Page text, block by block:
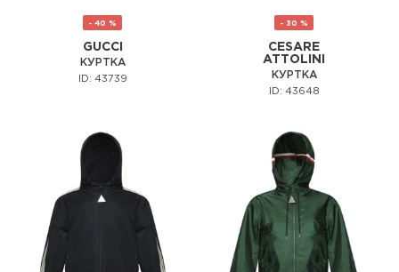
- 40 %
GUCCI
КУРТКА
ID: 43739
- 30 %
CESARE
ATTOLINI
КУРТКА
ID: 43648